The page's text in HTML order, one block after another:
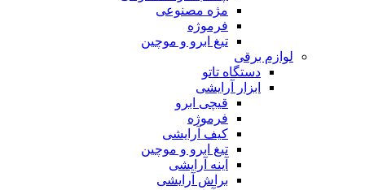
مژه مصنوعی
فرموژه
تیغ ابرو و موچین
لوازم برقی
دستگاه تاتو
ابزار آرایشی
قیچی ابرو
فرموژه
کیف آرایشی
تیغ ابرو و موچین
آینه آرایشی
براش آرایشی